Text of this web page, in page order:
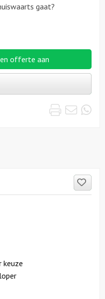
gaat?
offerte aan
Print
keuze